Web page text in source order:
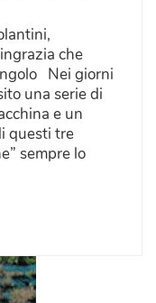
che
Nei giorni
una serie di
e un
questi tre
sempre lo